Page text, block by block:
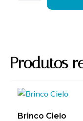
2x deR$
juros
5x deR$57,60
Produtos
Brinco Cielo